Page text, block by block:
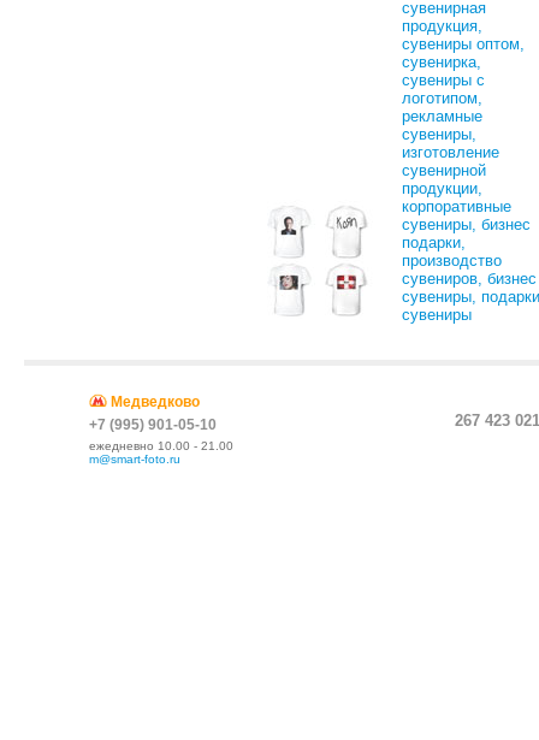
Медведково
+7 (995) 901-05-10
ежедневно 10.00 - 21.00
m@smart-foto.ru
267 423 021